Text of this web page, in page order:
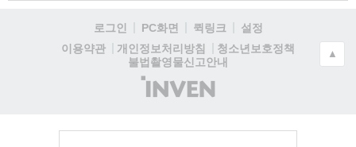
로그인 PC화면 퀵링크
설정
이용약관
개인정보처리방침
청소년보호정책
불법촬영물신고안내
(주)
인
▲